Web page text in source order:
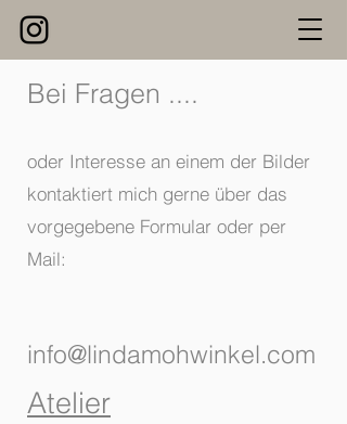
Bei Fragen ....
oder Interesse an einem der Bilder
kontaktiert mich gerne über das
vorgegebene Formular oder per
Mail:
info@lindamohwinkel.com
Atelier